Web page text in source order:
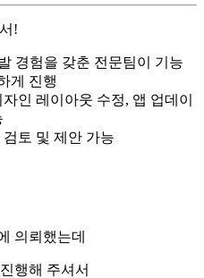
!
경험을 갖춘 전문팀이 기능
게 진행
인 레이아웃 수정, 앱 업데이
토 및 제안 가능
의뢰했는데
행해 주셔서